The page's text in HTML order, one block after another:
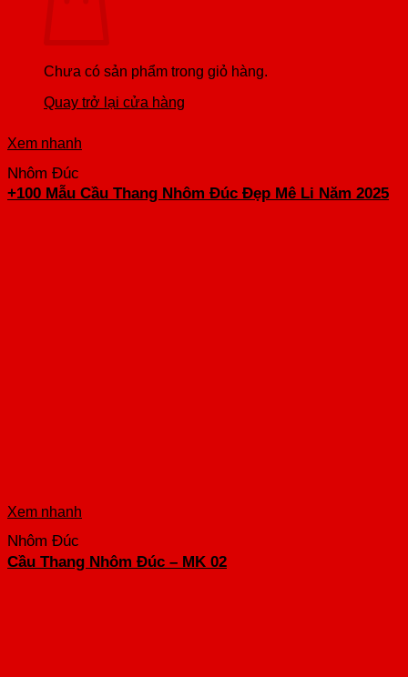
Chưa có sản phẩm trong giỏ hàng.
Quay trở lại cửa hàng
Xem nhanh
Nhôm Đúc
+100 Mẫu Cầu Thang Nhôm Đúc Đẹp Mê Li Năm 2025
Xem nhanh
Nhôm Đúc
Cầu Thang Nhôm Đúc – MK 02